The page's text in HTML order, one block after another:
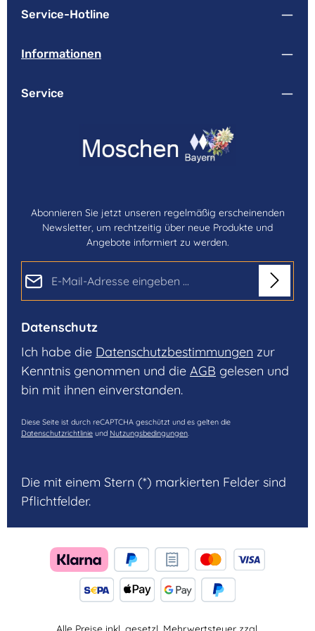
Service-Hotline
Informationen
Service
Abonnieren Sie jetzt unseren regelmäßig erscheinenden
Newsletter, um rechtzeitig über neue Produkte und
Angebote informiert zu werden.
Datenschutz
Ich habe die Datenschutzbestimmungen zur
Kenntnis genommen und die AGB gelesen und
bin mit ihnen einverstanden.
Diese Seite ist durch reCAPTCHA geschützt und es gelten die
Datenschutzrichtlinie und Nutzungsbedingungen
Die mit einem Stern (*) markierten Felder sind
Pflichtfelder.